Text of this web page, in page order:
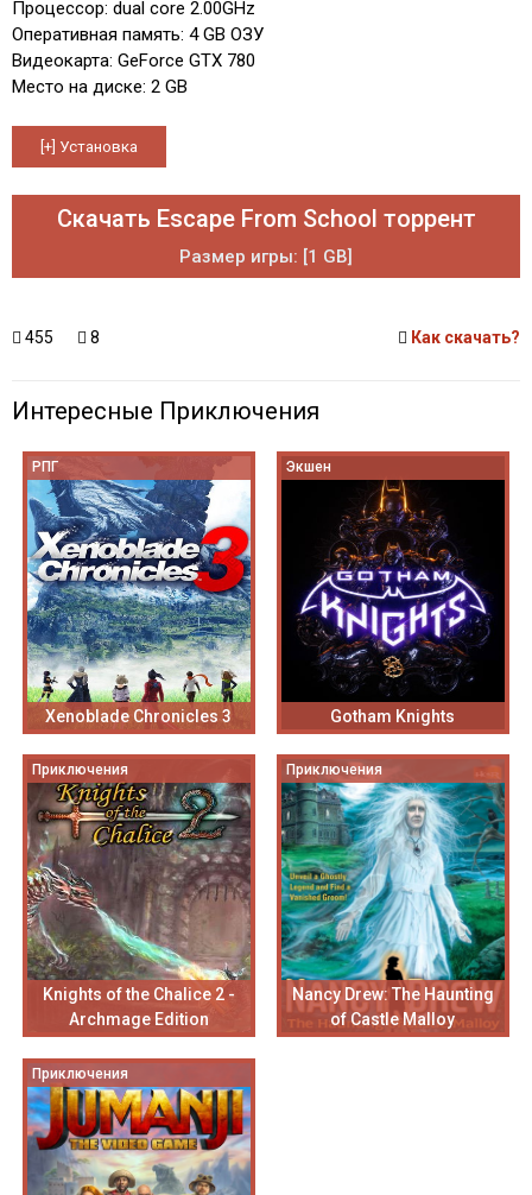
Процессор: dual core 2.00GHz
Оперативная память: 4 GB ОЗУ
Видеокарта: GeForce GTX 780
Место на диске: 2 GB
Скачать Escape From School торрент
Размер игры: [1 GB]
455 8 Как скачать?
Интересные Приключения
РПГ
Xenoblade Chronicles 3
Экшен
Gotham Knights
Приключения
Knights of the Chalice 2 -
Archmage Edition
Приключения
Nancy Drew: The Haunting
of Castle Malloy
Приключения